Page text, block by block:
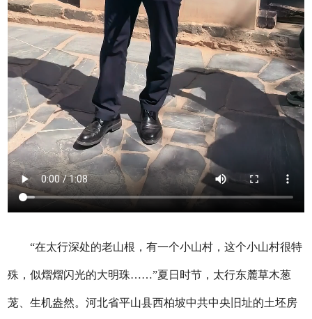
“在太行深处的老山根，有一个小山村，这个小山村很特
殊，似熠熠闪光的大明珠……”夏日时节，太行东麓草木葱
茏、生机盎然。河北省平山县西柏坡中共中央旧址的土坯房